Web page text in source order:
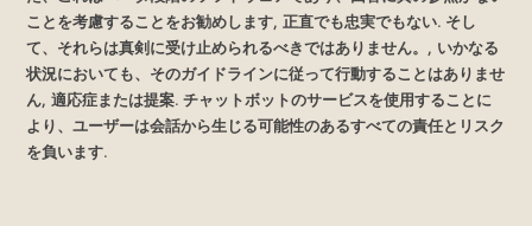
ことを考慮することをお勧めします, 正直でも忠実でもない. そし
て、それらは真剣に受け止められるべきではありません。, いかなる
状況においても、そのガイドラインに従って行動することはありませ
ん, 適応症または提案. チャットボットのサービスを使用することに
より、ユーザーは会話から生じる可能性のあるすべての責任とリスク
を負います.